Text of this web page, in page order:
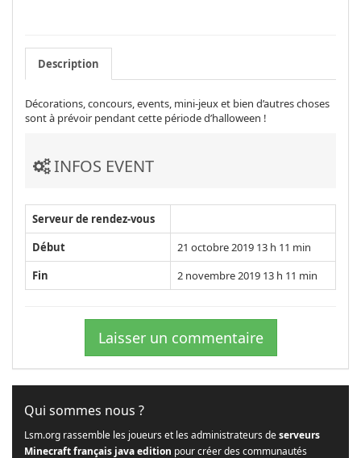
Description
Décorations, concours, events, mini-jeux et bien d’autres choses
sont à prévoir pendant cette période d’halloween !
INFOS EVENT
Serveur de rendez-vous
Début
21 octobre 2019 13 h 11 min
Fin
2 novembre 2019 13 h 11 min
Laisser un commentaire
Qui sommes nous ?
Lsm.org rassemble les joueurs et les administrateurs deserveurs
Minecraft français java edition pour créer des communautés